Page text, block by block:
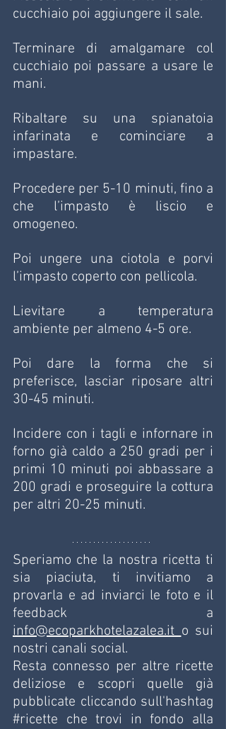
cucchiaio poi aggiungere il sale.
Terminare di amalgamare col
cucchiaio poi passare a usare le
mani.
Ribaltare su una spianatoia
infarinata e cominciare a
impastare.
Procedere per 5-10 minuti, fino a
che l’impasto è liscio e
omogeneo.
Poi ungere una ciotola e porvi
l’impasto coperto con pellicola.
Lievitare a temperatura
ambiente per almeno 4-5 ore.
Poi dare la forma che si
preferisce, lasciar riposare altri
30-45 minuti.
Incidere con i tagli e infornare in
forno già caldo a 250 gradi per i
primi 10 minuti poi abbassare a
200 gradi e proseguire la cottura
per altri 20-25 minuti.
Speriamo che la nostra ricetta ti
sia piaciuta, ti invitiamo a
provarla e ad inviarci le foto e il
info@ecoparkhotelazalea.it o sui
nostri canali social.
Resta connesso per altre ricette
deliziose e scopri quelle già
#ricette che trovi in fondo alla